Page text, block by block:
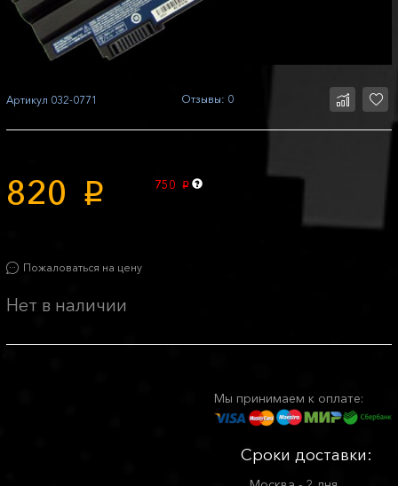
Артикул 032-0771 Отзывы: 0
820 p 750 p
Пожаловаться на цену
Нет в наличии
Мы принимаем к оплате:
Сроки доставки: